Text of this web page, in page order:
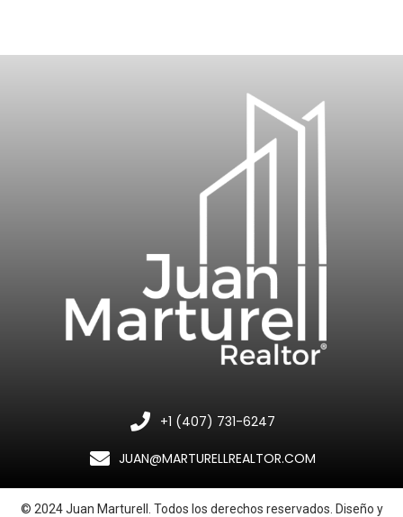
+1 (407) 731-6247
JUAN@MARTURELLREALTOR.COM
© 2024 Juan Marturell. Todos los derechos reservados. Diseño y